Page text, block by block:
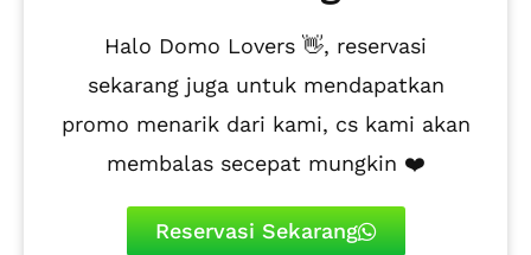
Halo Domo Lovers 👋, reservasi
sekarang juga untuk mendapatkan
promo menarik dari kami, cs kami akan
membalas secepat mungkin ❤️
Reservasi Sekarang